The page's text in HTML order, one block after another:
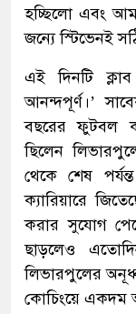
হচ্ছিলো এবং
জন্যে স্টিভেনই
এই দিনটি
আনন্দপূর্ণ।’
বছরের ফুটবল
ছিলেন
থেকে শেষ
ক্যারিয়ারে
করার সুযোগ
ছাড়লেও
লিভারপুলের
কোচিংয়ে একদম